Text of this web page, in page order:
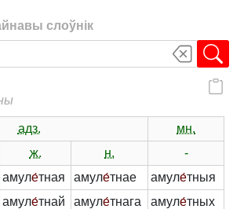
слоўнік
адз.
мн.
ж. н.
-
амуле́тная амуле́тнае амуле́тныя
амуле́тнай
амуле́тнага амуле́тных